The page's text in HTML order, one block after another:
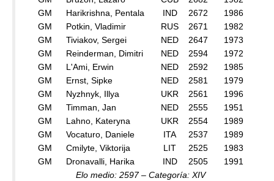
GM
Harikrishna, Pentala IND 2672
1986
GM
Potkin, Vladimir RUS 2671
1982
GM
Tiviakov, Sergei NED 2647
1973
GM
Reinderman, Dimitri NED 2594
1972
GM
L'Ami, Erwin NED 2592
1985
GM
Ernst, Sipke NED 2581
1979
GM
Nyzhnyk, Illya UKR 2561
1996
GM
Timman, Jan NED 2555
1951
GM
Lahno, Kateryna UKR 2554
1989
GM
Vocaturo, Daniele ITA 2537
1989
GM
Cmilyte, Viktorija LIT 2525
1983
GM
Dronavalli, Harika IND 2505
1991
Elo medio: 2597 – Categoría: XIV